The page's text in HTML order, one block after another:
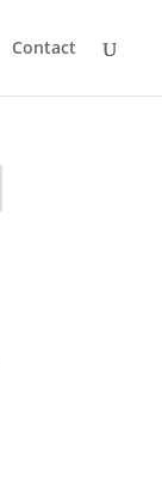
Contact